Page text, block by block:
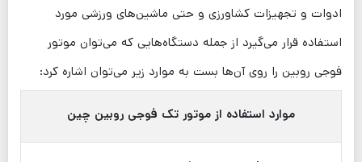
ادوات و تجهیزات کشاورزی و حتی ماشین‌های ورزشی مورد
استفاده قرار می‌گیرد از جمله دستگاه‌هایی که می‌توان موتور
فوجی روبین را روی آن‌ها بست به موارد زیر می‌توان اشاره کرد:
موارد استفاده از موتور تک فوجی روبین چین